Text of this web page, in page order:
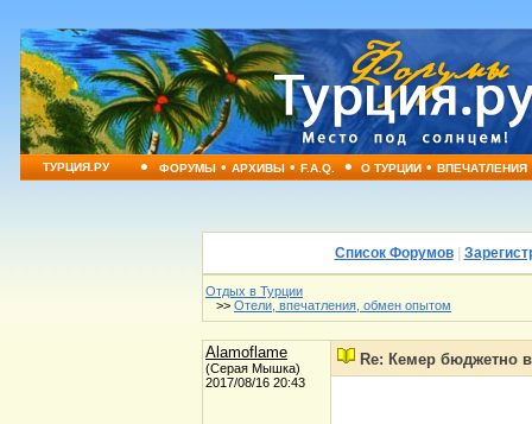
ТУРЦИЯ.РУ • ФОРУМЫ•АРХИВЫ•F.A.Q. • О ТУРЦИИ•ВПЕЧАТЛЕНИЯ
Список Форумов|
Отдых в Турции
>> Отели, впечатления, обмен опытом
Alamoflame
(Серая Мышка)
2017/08/16 20:43
Re: Кемер бюджетно